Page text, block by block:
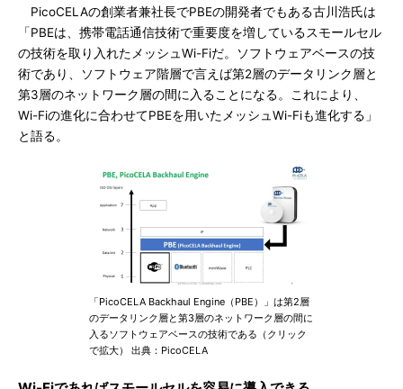
PicoCELAの創業者兼社長でPBEの開発者でもある古川浩氏は
「PBEは、携帯電話通信技術で重要度を増しているスモールセル
の技術を取り入れたメッシュWi-Fiだ。ソフトウェアベースの技
術であり、ソフトウェア階層で言えば第2層のデータリンク層と
第3層のネットワーク層の間に入ることになる。これにより、
Wi-Fiの進化に合わせてPBEを用いたメッシュWi-Fiも進化する」
と語る。
「PicoCELA Backhaul Engine（PBE）」は第2層
のデータリンク層と第3層のネットワーク層の間に
入るソフトウェアベースの技術である（クリック
で拡大） 出典：PicoCELA